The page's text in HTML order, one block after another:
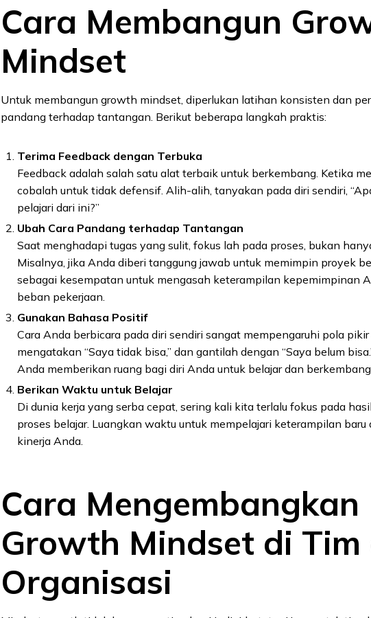
Cara Membangun
Mindset
Untuk membangun growth mindset, diperlukan latihan konsisten dan
pandang terhadap tantangan. Berikut beberapa langkah praktis:
Terima Feedback dengan Terbuka
Feedback adalah salah satu alat terbaik untuk berkembang. Ketika
cobalah untuk tidak defensif. Alih-alih, tanyakan pada diri sendiri,
pelajari dari ini?”
Ubah Cara Pandang terhadap Tantangan
Saat menghadapi tugas yang sulit, fokus lah pada proses, bukan
Misalnya, jika Anda diberi tanggung jawab untuk memimpin proyek
sebagai kesempatan untuk mengasah keterampilan kepemimpinan
beban pekerjaan.
Gunakan Bahasa Positif
Cara Anda berbicara pada diri sendiri sangat mempengaruhi pola
mengatakan “Saya tidak bisa,” dan gantilah dengan “Saya belum
Anda memberikan ruang bagi diri Anda untuk belajar dan
Berikan Waktu untuk Belajar
Di dunia kerja yang serba cepat, sering kali kita terlalu fokus pada
proses belajar. Luangkan waktu untuk mempelajari keterampilan baru
kinerja Anda.
Cara Mengembangkan
Growth Mindset di Tim
Organisasi